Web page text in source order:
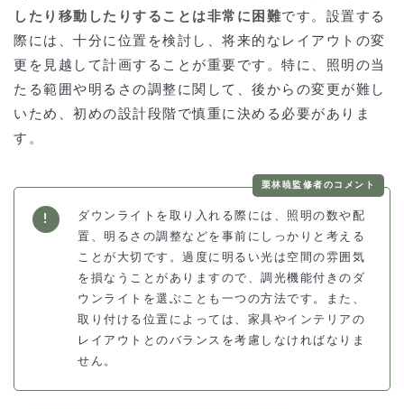
したり移動したりすることは非常に困難です。設置する
際には、十分に位置を検討し、将来的なレイアウトの変
更を見越して計画することが重要です。特に、照明の当
たる範囲や明るさの調整に関して、後からの変更が難し
いため、初めの設計段階で慎重に決める必要がありま
す。
栗林暁監修者のコメント
ダウンライトを取り入れる際には、照明の数や配
置、明るさの調整などを事前にしっかりと考える
ことが大切です。過度に明るい光は空間の雰囲気
を損なうことがありますので、調光機能付きのダ
ウンライトを選ぶことも一つの方法です。また、
取り付ける位置によっては、家具やインテリアの
レイアウトとのバランスを考慮しなければなりま
せん。